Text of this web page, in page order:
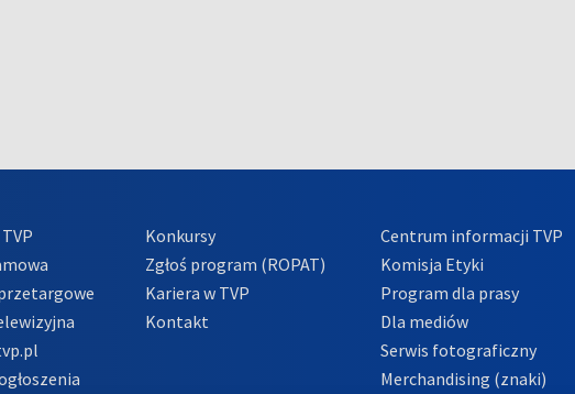
Konkursy
Zgłoś program (ROPAT)
Kariera w TVP
Kontakt
Centrum informacji TVP
Komisja Etyki
Program dla prasy
Dla mediów
Serwis fotograficzny
Merchandising (znaki)